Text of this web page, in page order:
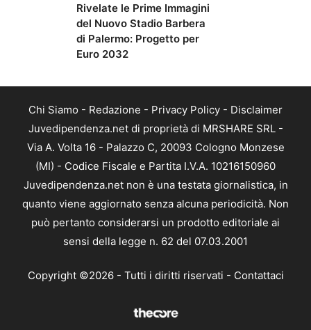
Rivelate le Prime Immagini
del Nuovo Stadio Barbera
di Palermo: Progetto per
Euro 2032
Chi Siamo - Redazione - Privacy Policy - Disclaimer
Juvedipendenza.net di proprietà di MRSHARE SRL -
Via A. Volta 16 - Palazzo C, 20093 Cologno Monzese
(MI) - Codice Fiscale e Partita I.V.A. 10216150960
Juvedipendenza.net non è una testata giornalistica, in
quanto viene aggiornato senza alcuna periodicità. Non
può pertanto considerarsi un prodotto editoriale ai
sensi della legge n. 62 del 07.03.2001
Copyright ©2026 - Tutti i diritti riservati - Contattaci